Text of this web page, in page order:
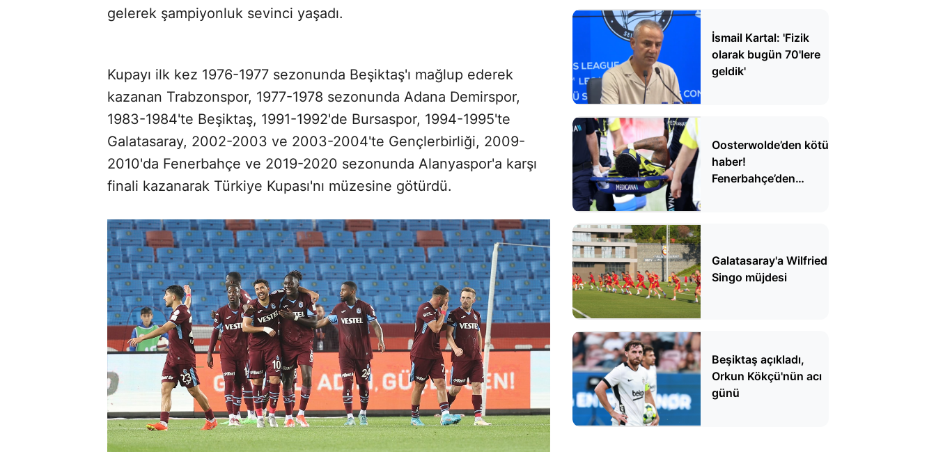
gelerek şampiyonluk sevinci yaşadı.
Kupayı ilk kez 1976-1977 sezonunda Beşiktaş'ı mağlup ederek
kazanan Trabzonspor, 1977-1978 sezonunda Adana Demirspor,
1983-1984'te Beşiktaş, 1991-1992'de Bursaspor, 1994-1995'te
Galatasaray, 2002-2003 ve 2003-2004'te Gençlerbirliği, 2009-
2010'da Fenerbahçe ve 2019-2020 sezonunda Alanyaspor'a karşı
finali kazanarak Türkiye Kupası'nı müzesine götürdü.
İsmail Kartal: 'Fizik
olarak bugün 70'lere
geldik'
Oosterwolde’den kötü
haber!
Fenerbahçe’den
Galatasaray'a Wilfried
Singo müjdesi
Beşiktaş açıkladı,
Orkun Kökçü'nün acı
günü